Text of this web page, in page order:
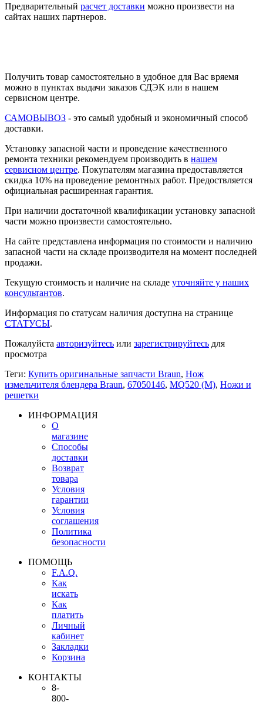
Предварительный расчет доставки можно произвести на
сайтах наших партнеров.
Получить товар самостоятельно в удобное для Вас вряемя
можно в пунктах выдачи заказов СДЭК или в нашем
сервисном центре.
САМОВЫВОЗ - это самый удобный и экономичный способ
доставки.
Установку запасной части и проведение качественного
ремонта техники рекомендуем производить в нашем
сервисном центре. Покупателям магазина предоставляется
скидка 10% на проведение ремонтных работ. Предоствляется
официальная расширенная гарантия.
При наличии достаточной квалификации установку запасной
части можно произвести самостоятельно.
На сайте представлена информация по стоимости и наличию
запасной части на складе производителя на момент последней
продажи.
Текущую стоимость и наличие на складе уточняйте у наших
консультантов.
Информация по статусам наличия доступна на странице
СТАТУСЫ.
Пожалуйста авторизуйтесь или зарегистрируйтесь для
просмотра
Теги: Купить оригинальные запчасти Braun, Нож
измельчителя блендера Braun, 67050146, MQ520 (M), Ножи и
решетки
ИНФОРМАЦИЯ
О
магазине
Способы
доставки
Возврат
товара
Условия
гарантии
Условия
соглашения
Политика
безопасности
ПОМОЩЬ
F.A.Q.
Как
искать
Как
платить
Личный
кабинет
Закладки
Корзина
КОНТАКТЫ
8-
800-